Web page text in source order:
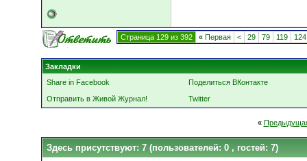
Страница 129 из 392 « Первая < 29 79 119 124
Закладки
Share in Facebook
Поделиться ВКонтакте
Отправить в Живой Журнал!
Twitter
«
Здесь присутствуют: 7 (пользователей: 0 , гостей: 7)